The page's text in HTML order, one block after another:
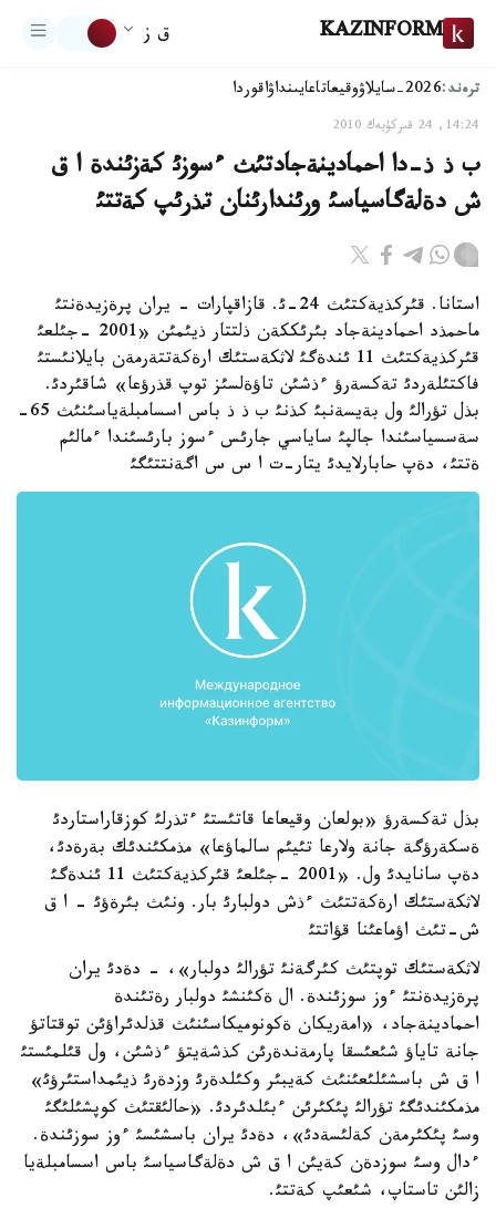
KAZINFORM ق ز
ترەند:2026-سايلاۋ وقيعاتاعايىنداۋاقوردا
14:24, 24 قىركۇيەك 2010
ب ذ ذ-دا احمادينةجادتئث ءسوزئ كةزئندة ا ق
ش دةلةگاسياسئ ورئندارئنان تذرئپ كةتتئ
استانا. قئركذيةكتئث 24-ئ. قازاقپارات - يران پرةزيدةنتئ
ماحمذد احمادينةجاد بئرئككةن ذلتتار ذيئمئن «2001 -جئلعئ
قئركذيةكتئث 11 ئندةگئ لاثكةستئك ارةكةتتةرمةن بايلانئستئ
فاكتئلةردئ تةكسةرؤ ءذشئن تاؤةلسئز توپ قذرؤعا» شاقئردئ.
بذل تؤرالئ ول بةيسةنبئ كذنئ ب ذ ذ باس اسسامبلةياسئنئث 65-
سةسسياسئندا جالپئ ساياسي جارئس ءسوز بارئسئندا ءمالئم
ةتتئ، دةپ حابارلايدئ يتار-ت ا س س اگةنتتئگئ
بذل تةكسةرؤ «بولعان وقيعاعا قاتئستئ ءتذرلئ كوزقاراستاردئ
ةسكةرؤگة جانة ولارعا تئيئم سالماؤعا» مذمكئندئك بةرةدئ،
دةپ سانايدئ ول. «2001 -جئلعئ قئركذيةكتئث 11 ئندةگئ
لاثكةستئك ارةكةتتئث ءذش دولبارئ بار. ونئث بئرةؤئ - ا ق
ش-تئث اؤماعئنا قؤاتتئ
لاثكةستئك توپتئث كئرگةنئ تؤرالئ دولبار»، - دةدئ يران
پرةزيدةنتئ ءوز سوزئندة. ال ةكئنشئ دولبار رةتئندة
احمادينةجاد، «امةريكان ةكونوميكاسئنئث قذلدئراؤئن توقتاتؤ
جانة تاياؤ شئعئسقا پارمةندةرئن كذشةيتؤ ءذشئن، ول قئلمئستئ
ا ق ش باسشئلئعئنئث كةيبئر وكئلدةرئ وزدةرئ ذيئمداستئرؤئ»
مذمكئندئگئ تؤرالئ پئكئرئن ءبئلدئردئ. «حالئقتئث كوپشئلئگئ
وسئ پئكئرمةن كةلئسةدئ»، دةدئ يران باسشئسئ ءوز سوزئندة.
ءدال وسئ سوزدةن كةيئن ا ق ش دةلةگاسياسئ باس اسسامبلةيا
زالئن تاستاپ، شئعئپ كةتتئ.